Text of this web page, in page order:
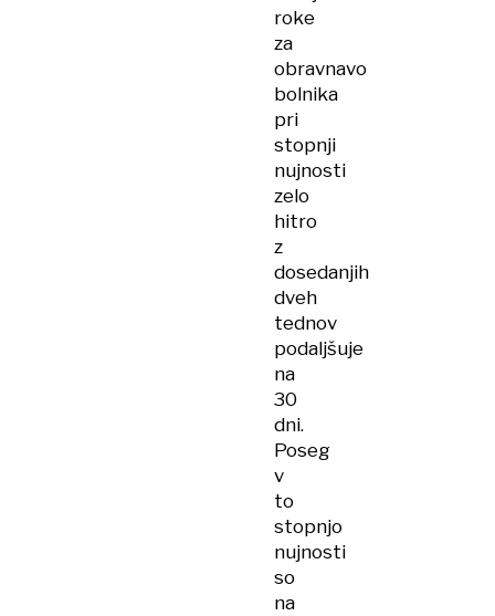
roke
za
obravnavo
bolnika
pri
stopnji
nujnosti
zelo
hitro
z
dosedanjih
dveh
tednov
podaljšuje
na
30
dni.
Poseg
v
to
stopnjo
nujnosti
so
na